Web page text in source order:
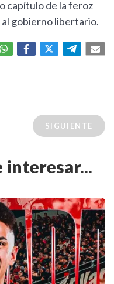
capítulo de la feroz
gobierno libertario.
SIGUIENTE
interesar...